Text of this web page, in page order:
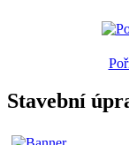
Stavební